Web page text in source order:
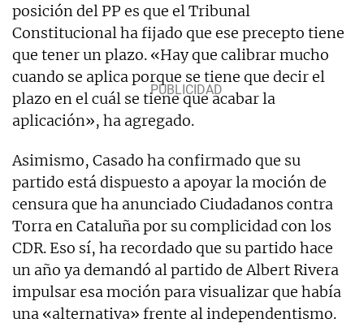
posición del PP es que el Tribunal
Constitucional ha fijado que ese precepto tiene
que tener un plazo. «Hay que calibrar mucho
cuando se aplica porque se tiene que decir el
plazo en el cuál se tiene que acabar la
aplicación», ha agregado.
Asimismo, Casado ha confirmado que su
partido está dispuesto a apoyar la moción de
censura que ha anunciado Ciudadanos contra
Torra en Cataluña por su complicidad con los
CDR. Eso sí, ha recordado que su partido hace
un año ya demandó al partido de Albert Rivera
impulsar esa moción para visualizar que había
una «alternativa» frente al independentismo.